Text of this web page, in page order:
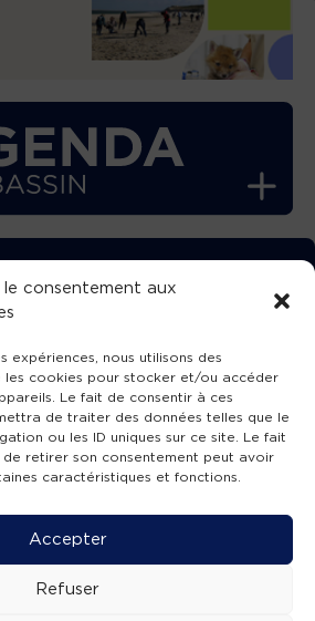
le consentement aux
expériences, nous utilisons des
les cookies pour stocker et/ou accéder
Le fait de consentir à ces
de traiter des données telles que le
ou les ID uniques sur ce site. Le fait
de retirer son consentement peut avoir
caractéristiques et fonctions.
Accepter
Refuser
GRATUITEMENT
TVBA !
NOUS !
légales -Accessibilité